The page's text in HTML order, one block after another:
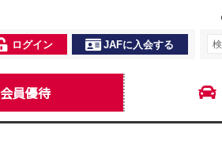
ログイン JAFに入会する
会員優待